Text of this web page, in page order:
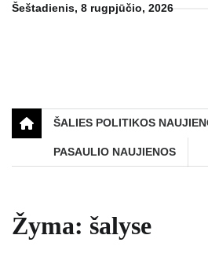
SkipŠeštadienis, 8 rugpjūčio, 2026
ŠALIES POLITIKOS
PASAULIO NAUJIENOS
Žyma: šalyse